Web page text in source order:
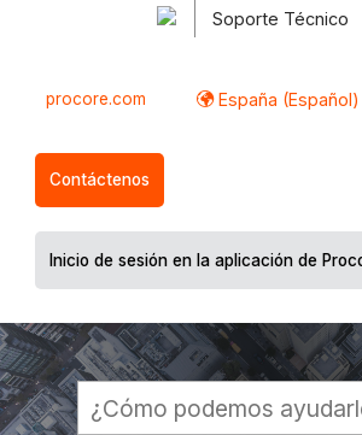
Soporte Técnico
procore.com España (Español)
Contáctenos
Inicio de sesión en la aplicación de